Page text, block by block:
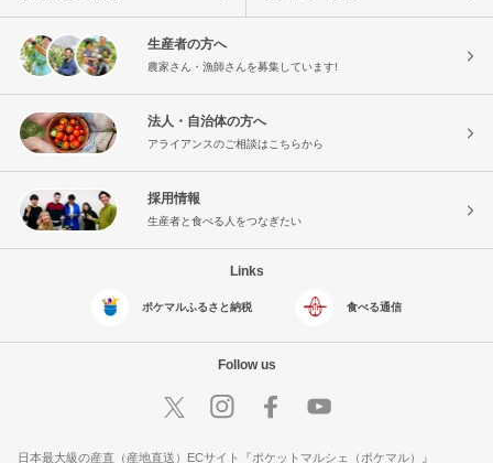
生産者の方へ
農家さん・漁師さんを募集しています!
法人・自治体の方へ
アライアンスのご相談はこちらから
採用情報
生産者と食べる人をつなぎたい
Links
ポケマルふるさと納税 食べる通信
Follow us
日本最大級の産直（産地直送）ECサイト『ポケットマルシェ（ポケマル）』